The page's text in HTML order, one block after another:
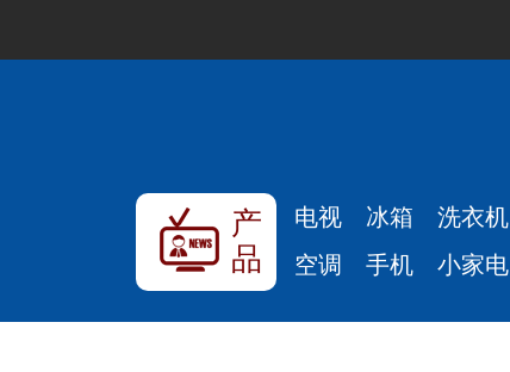
产
品
电视 冰箱 洗衣机
空调
手机 小家电